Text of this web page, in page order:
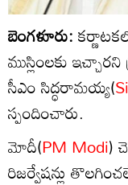
బెంగళూరు:
ముస్లింలకు
సీఎం సిద్ధరామయ్య(
స్పందించారు.
మోదీ(PM Modi)
రిజర్వేషన్లు